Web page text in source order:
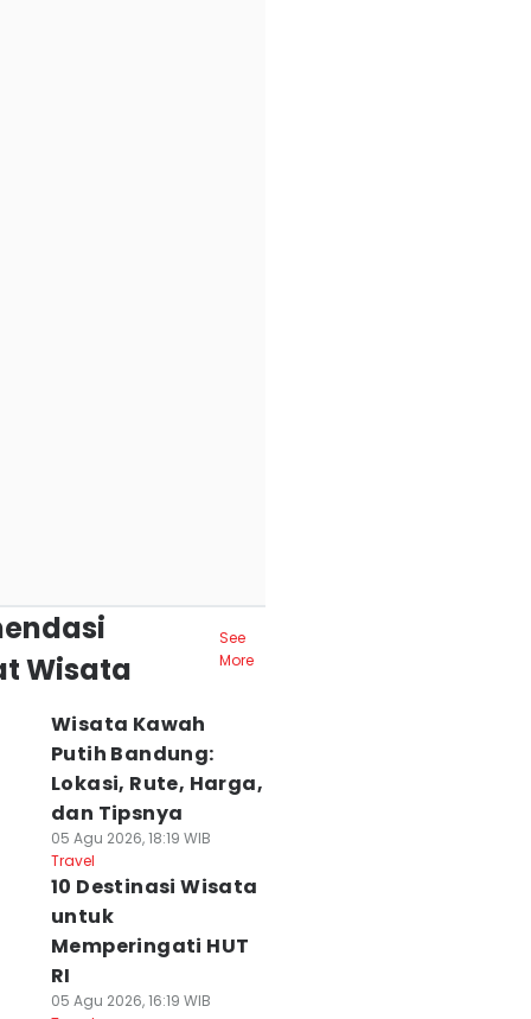
Wisata
See
More
Wisata Kawah
Putih Bandung:
Lokasi, Rute, Harga,
dan Tipsnya
05 Agu 2026, 18:19 WIB
Travel
10 Destinasi Wisata
untuk
Memperingati HUT
RI
05 Agu 2026, 16:19 WIB